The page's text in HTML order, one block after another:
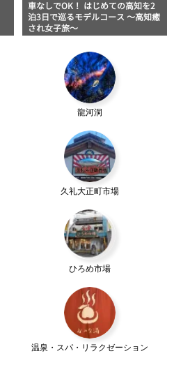
車なしでOK！ はじめての高知を2
泊3日で巡るモデルコース 〜高知癒
され女子旅〜
龍河洞
久礼大正町市場
ひろめ市場
温泉・スパ・リラクゼーション